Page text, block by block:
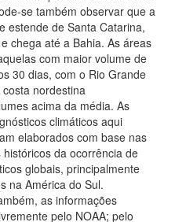
se também observar que a
estende de Santa Catarina,
chega até a Bahia. As áreas
com maior volume de
30 dias, com o Rio Grande
nordestina
acima da média. As
climáticos aqui
elaborados com base nas
da ocorrência de
globais, principalmente
na América do Sul.
as informações
pelo NOAA; pelo